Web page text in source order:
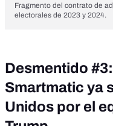
Fragmento del contrato de
electorales de 2023 y 2024.
Desmentido
Smartmatic ya
Unidos por el